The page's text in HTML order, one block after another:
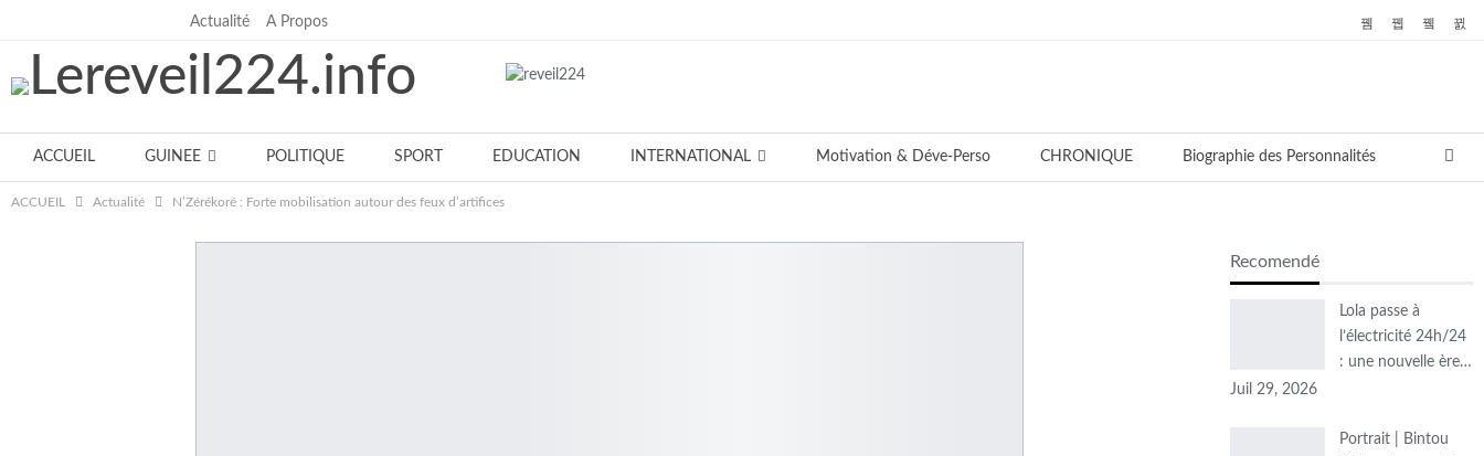
Actualité A Propos
ACCUEIL GUINEE POLITIQUE SPORT EDUCATION INTERNATIONAL Motivation & Déve-Perso CHRONIQUE Biographie des Personnalités
Notre équipe
ACCUEIL Actualité N’Zérékoré : Forte mobilisation autour des feux d’artifices
Recomendé
Lola passe à
l’électricité 24h/24
: une nouvelle ère…
Juil 29, 2026
Portrait | Bintou